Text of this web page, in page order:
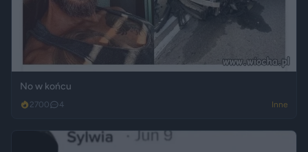
No w końcu
2700 4 Inne